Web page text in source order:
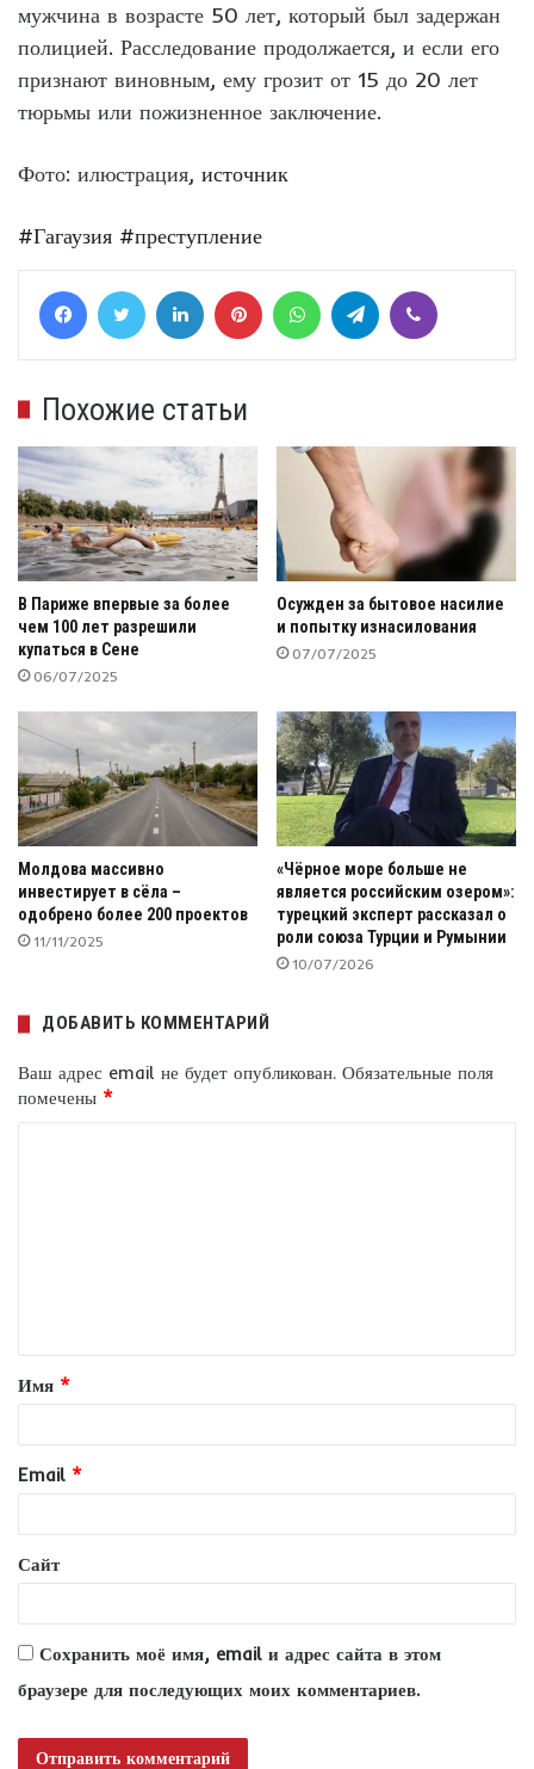
мужчина в возрасте 50 лет, который был задержан
полицией. Расследование продолжается, и если его
признают виновным, ему грозит от 15 до 20 лет
тюрьмы или пожизненное заключение.
Фото: илюстрация, источник
#Гагаузия #преступление
FacebookTwitter LinkedIn Pinterest WhatsAppTelegram
Похожие статьи
В Париже впервые за более
чем 100 лет разрешили
купаться в Сене
06/07/2025
Осужден за бытовое насилие
и попытку изнасилования
07/07/2025
Молдова массивно
инвестирует в сёла –
одобрено более 200 проектов
11/11/2025
«Чёрное море больше не
является российским озером»:
турецкий эксперт рассказал о
роли союза Турции и Румынии
10/07/2026
ДОБАВИТЬ КОММЕНТАРИЙ
Ваш адрес email не будет опубликован. Обязательные поля
помечены *
т
а
и
й
*
Имя *
Email *
Сайт
Сохранить моё имя, email и адрес сайта в этом
браузере для последующих моих комментариев.